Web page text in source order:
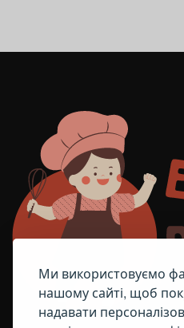
Ми використовуємо
нашому сайті, щоб
надавати